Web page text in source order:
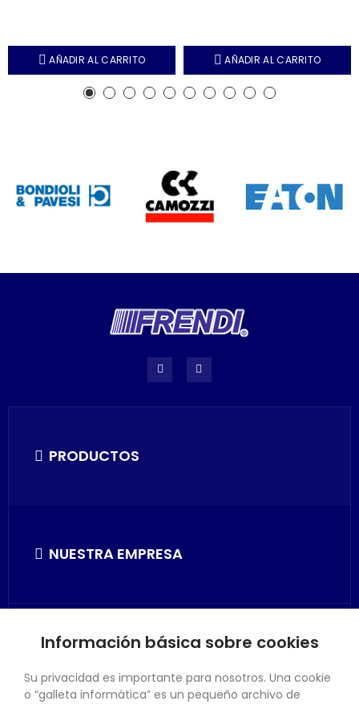
AÑADIR AL CARRITO AÑADIR AL CARRITO
PRODUCTOS
NUESTRA EMPRESA
SU CUENTA
Información básica sobre cookies
Su privacidad es importante para nosotros. Una cookie
o “galleta informática” es un pequeño archivo de